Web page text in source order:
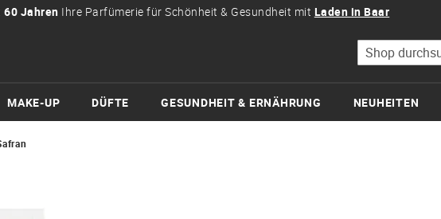
60 Jahren Ihre Parfümerie für Schönheit & Gesundheit mit Laden in Baar
Suche
MAKE-UP DÜFTE GESUNDHEIT & ERNÄHRUNG NEUHEITEN